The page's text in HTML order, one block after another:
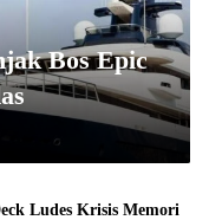
Bos Epic
Ludes Krisis Memori